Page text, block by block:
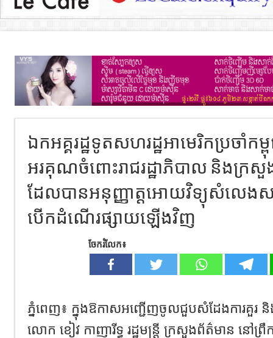
ឯកអគ្គរដ្ឋទូតសហរដ្ឋអាមេរិកប្រចាំក
អរគុណចំពោះរាជរដ្ឋាភិបាល និងក្រសួ
ដែលបានអនុញ្ញាត្តអោយវិទ្យុសំលេងសហ
បើកដំណើរផ្សាយឡើងវិញ
ចែករំលែក៖
ភ្នំពេញ៖ ក្នុងឱកាសអញ្ជើញចូលជួបសំដែងការគួរ និ
លោក ខៀវ កាញារីទ្ធ រដ្ឋមន្រ្តី ក្រសួងព័ត៌មាន នៅព្រឹ